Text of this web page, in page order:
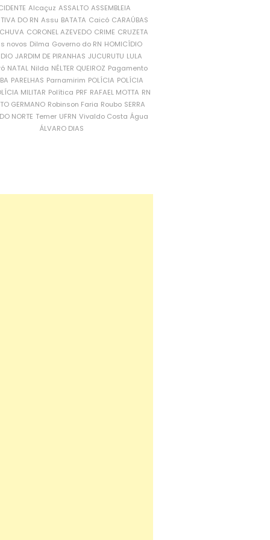
Alcaçuz ASSALTO ASSEMBLEIA
DO RN Assu BATATA Caicó CARAÚBAS
CORONEL AZEVEDO CRIME CRUZETA
novos Dilma Governo do RN HOMICÍDIO
JARDIM DE PIRANHAS JUCURUTU LULA
NATAL Nilda NÉLTER QUEIROZ Pagamento
PARELHAS Parnamirim POLÍCIA POLÍCIA
MILITAR Política PRF RAFAEL MOTTA RN
GERMANO Robinson Faria Roubo SERRA
NORTE Temer UFRN Vivaldo Costa Água
ÁLVARO DIAS